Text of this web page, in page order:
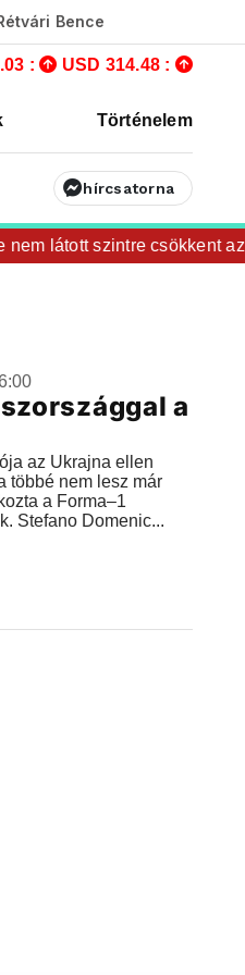
Bence
: USD 314.48 :
Történelem
hírcsatorna
látott szintre csökkent
a
az Ukrajna ellen
többé nem lesz már
a Forma–1
Stefano Domenic...